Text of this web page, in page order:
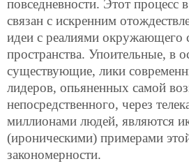
повседневности. Этот процесс
связан с искренним
идеи с реалиями окружающего
пространства. Упоительные, в
существующие, лики
лидеров, опьяненных самой
непосредственного, через
миллионами людей, являются
(ироническими) примерами
закономерности.